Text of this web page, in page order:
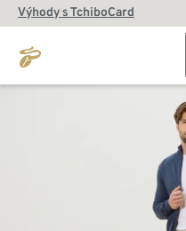
Výhody s TchiboCard